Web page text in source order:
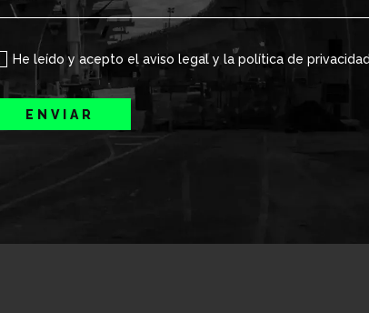
He leído y acepto el aviso legal y la política de privacidad
ENVIAR